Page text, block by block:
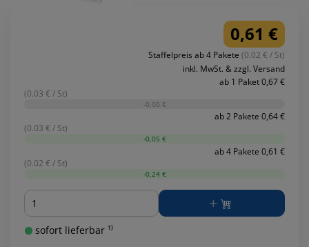
0,61 €
Staffelpreis ab 4 Pakete (0.02 € / St)
inkl. MwSt. & zzgl. Versand
ab 1 Paket 0,67 €
(0.03 € / St)
-0,00 €
ab 2 Pakete 0,64 €
(0.03 € / St)
-0,05 €
ab 4 Pakete 0,61 €
(0.02 € / St)
-0,24 €
Menge
sofort lieferbar ¹⁾